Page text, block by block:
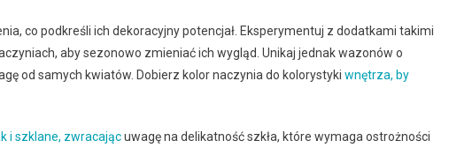
co podkreśli ich dekoracyjny potencjał. Eksperymentuj z dodatkami takimi
aby sezonowo zmieniać ich wygląd. Unikaj jednak wazonów o
od samych kwiatów. Dobierz kolor naczynia do kolorystyki wnętrza, by
i szklane, zwracającuwagę na delikatność szkła, które wymaga ostrożności